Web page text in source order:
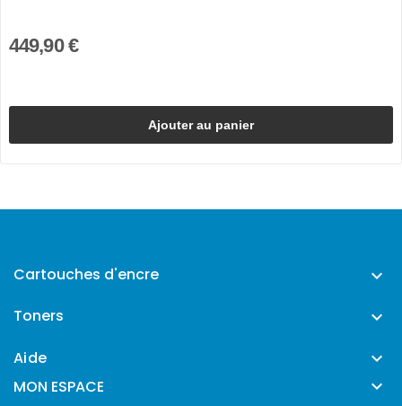
449,90 €
Ajouter au panier
Cartouches d'encre 
Toners 
Aide 
MON ESPACE 